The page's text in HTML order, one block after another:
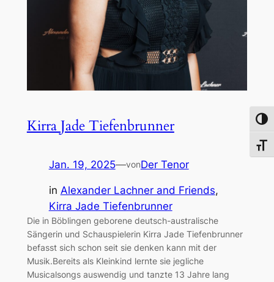
Kirra Jade Tiefenbrunner
Jan. 19, 2025—vonDer Tenor
in Alexander Lachner and Friends
Kirra Jade Tiefenbrunner
Die in Böblingen geborene deutsch-australische
Sängerin und Schauspielerin Kirra Jade Tiefenbrunner
befasst sich schon seit sie denken kann mit der
Musik.Bereits als Kleinkind lernte sie jegliche
Musicalsongs auswendig und tanzte 13 Jahre lang